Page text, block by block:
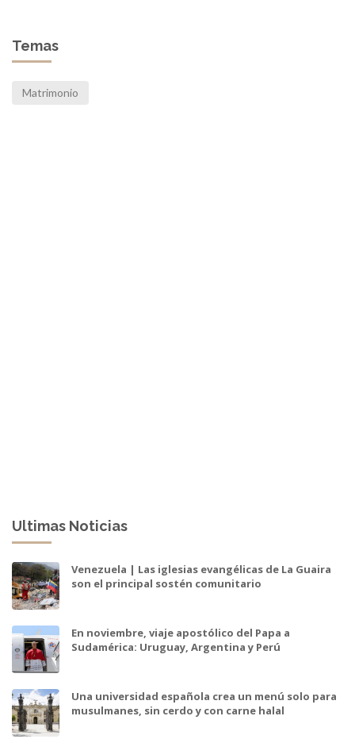
Temas
Matrimonio
Ultimas Noticias
Venezuela | Las iglesias evangélicas de La Guaira
son el principal sostén comunitario
En noviembre, viaje apostólico del Papa a
Sudamérica: Uruguay, Argentina y Perú
Una universidad española crea un menú solo para
musulmanes, sin cerdo y con carne halal